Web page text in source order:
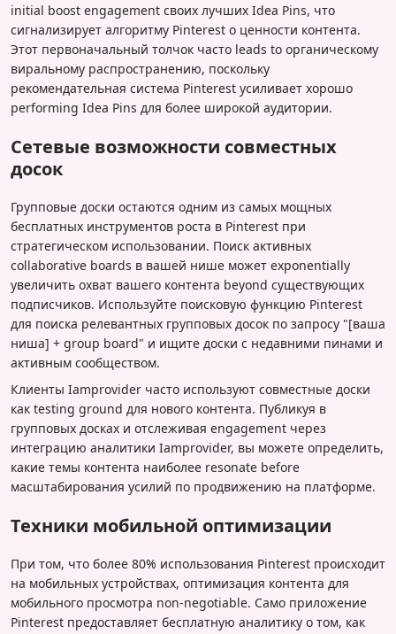
initial boost engagement своих лучших Idea Pins, что
сигнализирует алгоритму Pinterest о ценности контента.
Этот первоначальный толчок часто leads to органическому
виральному распространению, поскольку
рекомендательная система Pinterest усиливает хорошо
performing Idea Pins для более широкой аудитории.
Сетевые возможности совместных
досок
Групповые доски остаются одним из самых мощных
бесплатных инструментов роста в Pinterest при
стратегическом использовании. Поиск активных
collaborative boards в вашей нише может exponentially
увеличить охват вашего контента beyond существующих
подписчиков. Используйте поисковую функцию Pinterest
для поиска релевантных групповых досок по запросу "[ваша
ниша] + group board" и ищите доски с недавними пинами и
активным сообществом.
Клиенты Iamprovider часто используют совместные доски
как testing ground для нового контента. Публикуя в
групповых досках и отслеживая engagement через
интеграцию аналитики Iamprovider, вы можете определить,
какие темы контента наиболее resonate before
масштабирования усилий по продвижению на платформе.
Техники мобильной оптимизации
При том, что более 80% использования Pinterest происходит
на мобильных устройствах, оптимизация контента для
мобильного просмотра non-negotiable. Само приложение
Pinterest предоставляет бесплатную аналитику о том, как